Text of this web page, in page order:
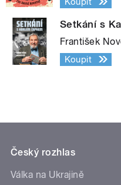
Setkání s
František
Koupit
Český rozhlas
Válka na Ukrajině